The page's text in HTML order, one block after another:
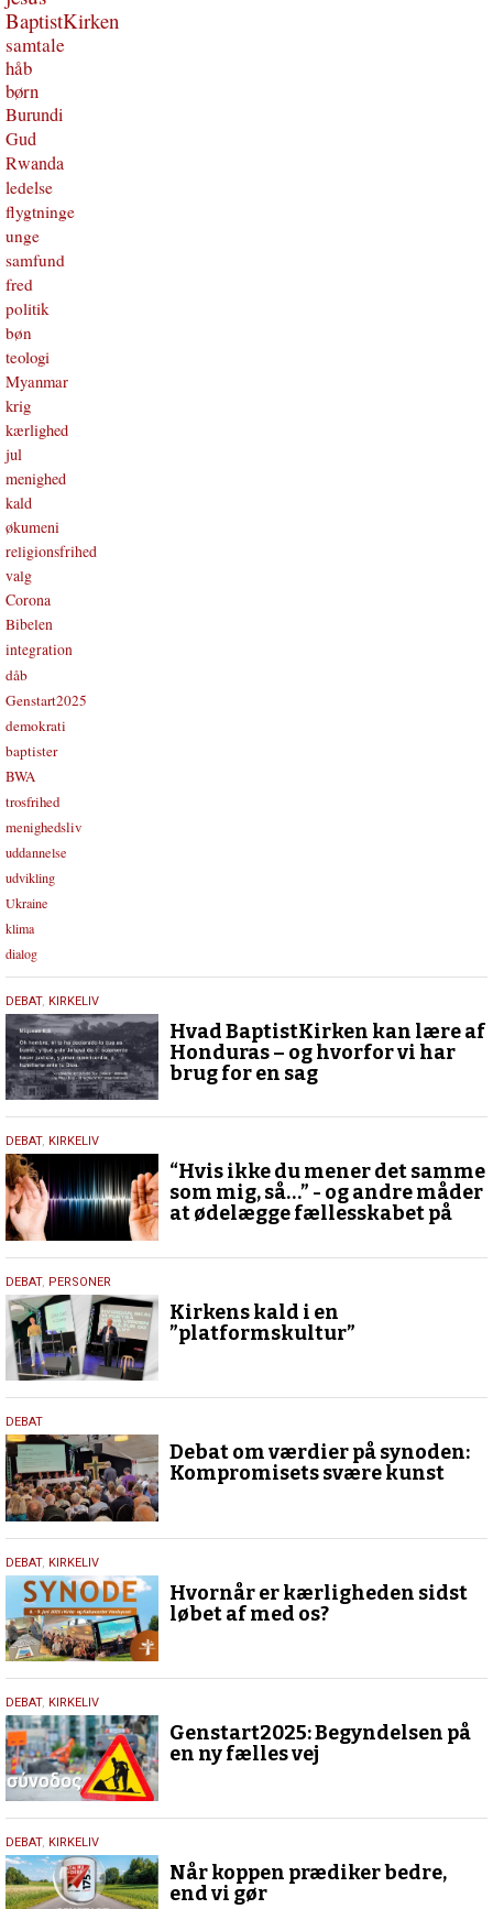
BaptistKirken
samtale
håb
børn
Burundi
Gud
Rwanda
ledelse
flygtninge
unge
samfund
fred
politik
bøn
teologi
Myanmar
krig
kærlighed
jul
menighed
kald
økumeni
religionsfrihed
valg
Corona
Bibelen
integration
dåb
Genstart2025
demokrati
baptister
BWA
trosfrihed
menighedsliv
uddannelse
udvikling
Ukraine
klima
dialog
29.
juni
2025
DEBAT, KIRKELIV
Hvad BaptistKirken kan lære af
Honduras – og hvorfor vi har
brug for en sag
27.
juni
2025
DEBAT, KIRKELIV
“Hvis ikke du mener det samme
som mig, så…” - og andre måder
at ødelægge fællesskabet på
13.
juni
2025
DEBAT, PERSONER
Kirkens kald i en
”platformskultur”
10.
juni
2025
DEBAT
Debat om værdier på synoden:
Kompromisets svære kunst
7.
juni
2025
DEBAT, KIRKELIV
Hvornår er kærligheden sidst
løbet af med os?
19.
maj
2025
DEBAT, KIRKELIV
Genstart2025: Begyndelsen på
en ny fælles vej
18.
maj
2025
DEBAT, KIRKELIV
Når koppen prædiker bedre,
end vi gør